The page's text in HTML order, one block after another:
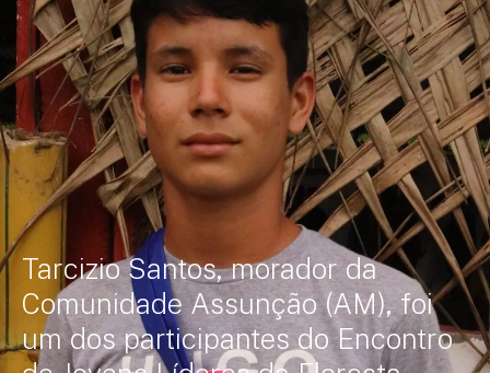
Tarcizio Santos, morador da
Comunidade Assunção (AM), foi
um dos participantes do Encontro